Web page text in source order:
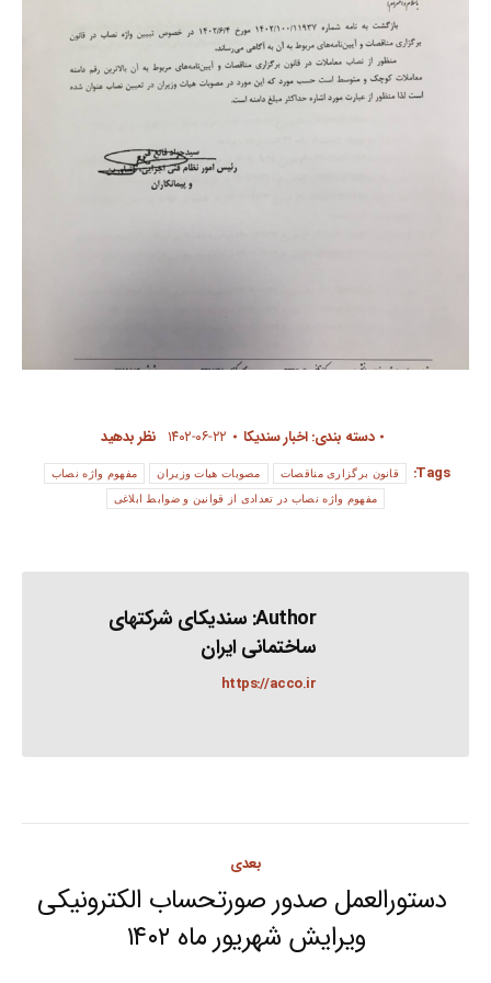
دسته بندی:اخبار سندیکا ۱۴۰۲-۰۶-۲۲ نظر بدهید
Tags:
قانون برگزاری مناقصات مصوبات هیات وزیران مفهوم واژه نصاب
مفهوم واژه نصاب در تعدادی از قوانین و ضوابط ابلاغی
Author: سندیکای شرکتهای
ساختمانی ایران
https://acco.ir
navigation
بعدی
Next
post:
‍ دستورالعمل صدور صورتحساب الکترونیکی
ویرایش شهریور ماه ۱۴۰۲